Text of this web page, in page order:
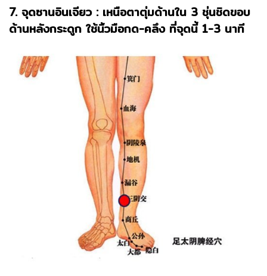
7. จุดซานอินเจียว : เหนือตาตุ่มด้านใน 3 ชุ่นชิดขอบ
ด้านหลังกระดูก ใช้นิ้วมือกด-คลึง ที่จุดนี้ 1-3 นาที